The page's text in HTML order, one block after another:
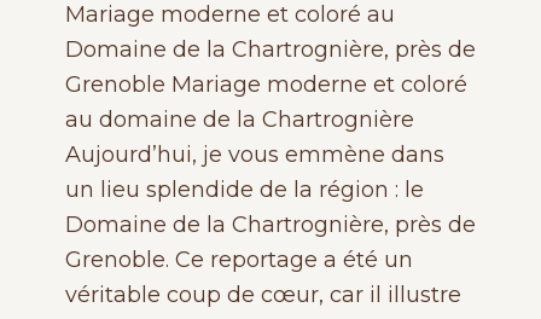
Mariage moderne et coloré au
Domaine de la Chartrognière, près de
Grenoble Mariage moderne et coloré
au domaine de la Chartrognière
Aujourd’hui, je vous emmène dans
un lieu splendide de la région : le
Domaine de la Chartrognière, près de
Grenoble. Ce reportage a été un
véritable coup de cœur, car il illustre